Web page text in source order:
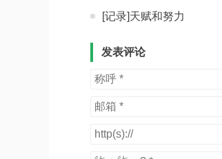
[记录]天赋和努力
发表评论